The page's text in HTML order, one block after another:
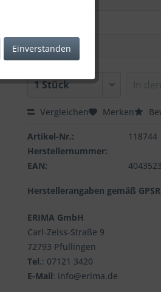
Vergleichen Merken
Artikel-Nr.:
118744
Herstellernummer:
EAN:
Herstellerangaben gemäß
ERIMA GmbH
Carl-Zeiss-Straße 9
72793 Pfullingen
Tel.: 07121 3420
E-Mail: info@erima.de
Einverstanden